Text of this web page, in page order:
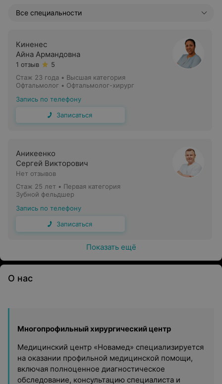
Все специальности
Киненес
Айна Армандовна
1 отзыв
5
Стаж 23 года • Высшая категория
Офтальмолог • Офтальмолог-хирург
Запись по телефону
Записаться
Аникеенко
Сергей Викторович
Нет отзывов
Стаж 25 лет • Первая категория
Зубной фельдшер
Запись по телефону
Записаться
Показать ещё
О нас
Многопрофильный хирургический центр
Медицинский центр «Новамед» специализируется
на оказании профильной медицинской помощи,
включая полноценное диагностическое
обследование, консультацию специалиста и